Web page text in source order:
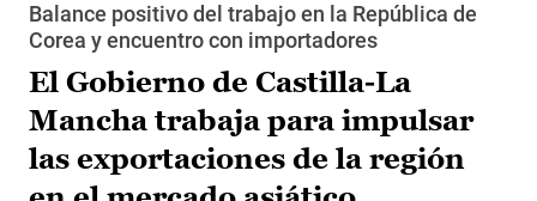
Balance positivo del trabajo en la República de
Corea y encuentro con importadores
El Gobierno de Castilla-La
Mancha trabaja para impulsar
las exportaciones de la región